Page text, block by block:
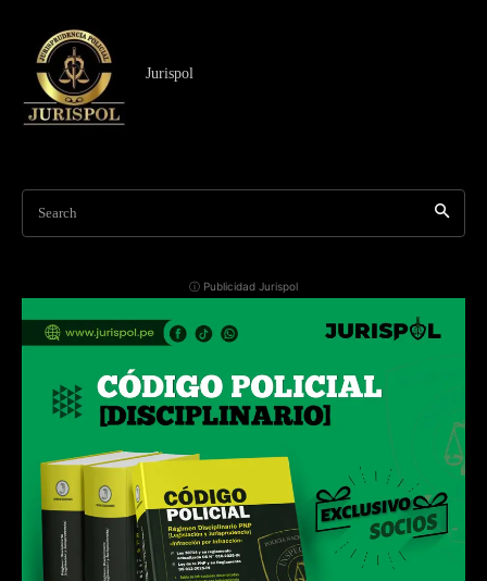
Jurispol
Search
ⓘ Publicidad Jurispol